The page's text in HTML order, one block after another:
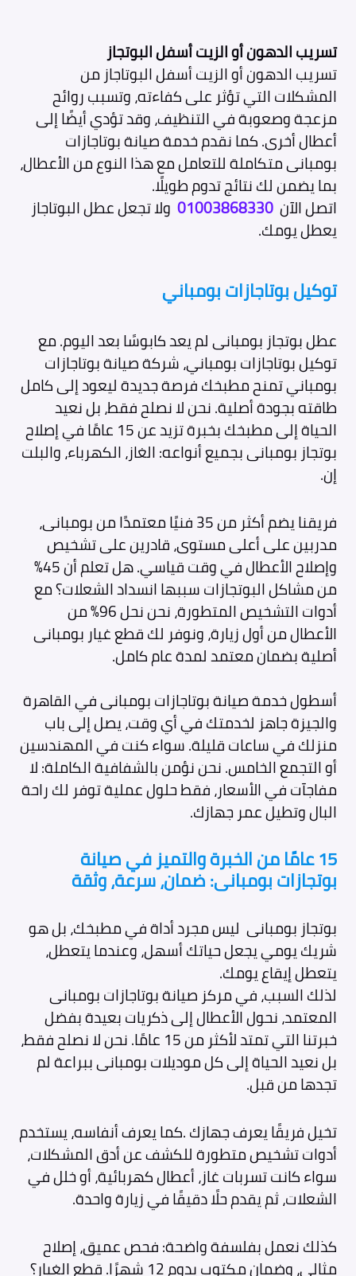
تسريب الدهون أو الزيت أسفل البوتجاز
تسريب الدهون أو الزيت أسفل البوتاجاز من
المشكلات التي تؤثر على كفاءته، وتسبب روائح
مزعجة وصعوبة في التنظيف، وقد تؤدي أيضًا إلى
أعطال أخرى. كما نقدم خدمة صيانة بوتاجازات
بومبانى متكاملة للتعامل مع هذا النوع من الأعطال،
بما يضمن لك نتائج تدوم طويلًا.
اتصل الآن 01003868330 ولا تجعل عطل البوتاجاز
يعطل يومك.
توكيل بوتاجازات بومباني
عطل بوتجاز بومبانى لم يعد كابوسًا بعد اليوم. مع
توكيل بوتاجازات بومباني، شركة صيانة بوتاجازات
بومباني تمنح مطبخك فرصة جديدة ليعود إلى كامل
طاقته بجودة أصلية. نحن لا نصلح فقط، بل نعيد
الحياة إلى مطبخك بخبرة تزيد عن 15 عامًا في إصلاح
بوتجاز بومبانى بجميع أنواعه: الغاز، الكهرباء، والبلت
إن.
فريقنا يضم أكثر من 35 فنيًا معتمدًا من بومبانى،
مدربين على أعلى مستوى، قادرين على تشخيص
وإصلاح الأعطال في وقت قياسي. هل تعلم أن 45%
من مشاكل البوتجازات سببها انسداد الشعلات؟ مع
أدوات التشخيص المتطورة، نحن نحل 96% من
الأعطال من أول زيارة، ونوفر لك قطع غيار بومبانى
أصلية بضمان معتمد لمدة عام كامل.
أسطول خدمة صيانة بوتاجازات بومبانى في القاهرة
والجيزة جاهز لخدمتك في أي وقت، يصل إلى باب
منزلك في ساعات قليلة. سواء كنت في المهندسين
أو التجمع الخامس. نحن نؤمن بالشفافية الكاملة: لا
مفاجآت في الأسعار، فقط حلول عملية توفر لك راحة
البال وتطيل عمر جهازك.
15 عامًا من الخبرة والتميز في صيانة
بوتجازات بومبانى: ضمان، سرعة، وثقة
بوتجاز بومبانى ليس مجرد أداة في مطبخك، بل هو
شريك يومي يجعل حياتك أسهل، وعندما يتعطل،
يتعطل إيقاع يومك.
لذلك السبب، في مركز صيانة بوتاجازات بومبانى
المعتمد، نحول الأعطال إلى ذكريات بعيدة بفضل
خبرتنا التي تمتد لأكثر من 15 عامًا. نحن لا نصلح فقط،
بل نعيد الحياة إلى كل موديلات بومبانى ببراعة لم
تجدها من قبل.
تخيل فريقًا يعرف جهازك .كما يعرف أنفاسه، يستخدم
أدوات تشخيص متطورة للكشف عن أدق المشكلات،
سواء كانت تسربات غاز، أعطال كهربائية، أو خلل في
الشعلات، ثم يقدم حلًا دقيقًا في زيارة واحدة.
كذلك نعمل بفلسفة واضحة: فحص عميق، إصلاح
مثالي، وضمان مكتوب يدوم 12 شهرًا. قطع الغيار؟